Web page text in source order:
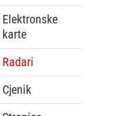
Elektronske
karte
Radari
Cjenik